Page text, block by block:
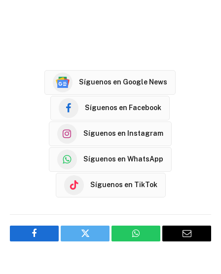
Síguenos en Google News
Síguenos en Facebook
Síguenos en Instagram
Síguenos en WhatsApp
Síguenos en TikTok
Facebook Twitter WhatsApp Email